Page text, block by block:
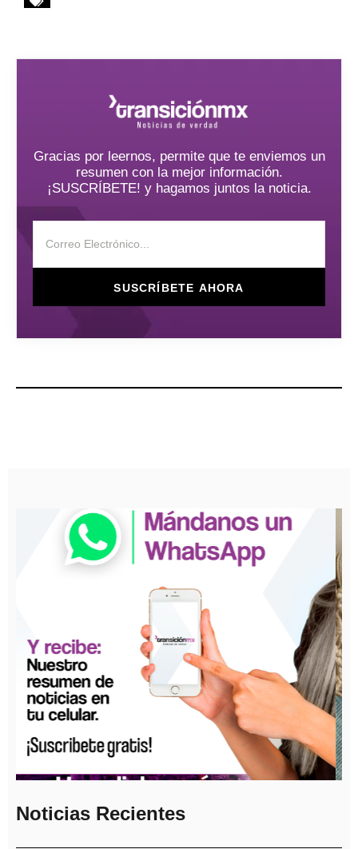
Gracias por leernos, permite que te enviemos un
resumen con la mejor información.
¡SUSCRÍBETE! y hagamos juntos la noticia.
SUSCRÍBETE AHORA
Noticias Recientes